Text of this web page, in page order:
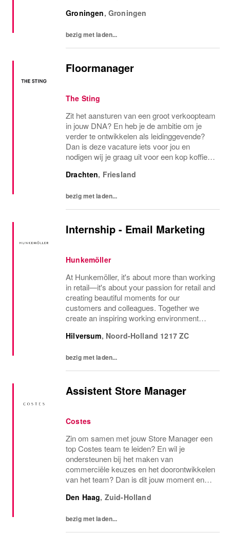
Groningen, Groningen
bezig met laden...
Floormanager
The Sting
Zit het aansturen van een groot verkoopteam
in jouw DNA? En heb je de ambitie om je
verder te ontwikkelen als leidinggevende?
Dan is deze vacature iets voor jou en
nodigen wij je graag uit voor een kop koffie.
Drachten, Friesland
bezig met laden...
Internship - Email Marketing
Hunkemöller
At Hunkemöller, it's about more than working
in retail—it's about your passion for retail and
creating beautiful moments for our
customers and colleagues. Together we
create an inspiring working environment
successes are shared. Starting in
Hilversum, Noord-Holland 1217 ZC
bezig met laden...
Assistent Store Manager
Costes
Zin om samen met jouw Store Manager een
top Costes team te leiden? En wil je
ondersteunen bij het maken van
commerciële keuzes en het doorontwikkelen
van het team? Dan is dit jouw moment en
us!
Den Haag, Zuid-Holland
bezig met laden...